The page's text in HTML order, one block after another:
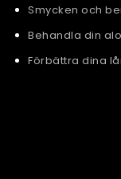
Smycken och
Behandla din
Förbättra dina